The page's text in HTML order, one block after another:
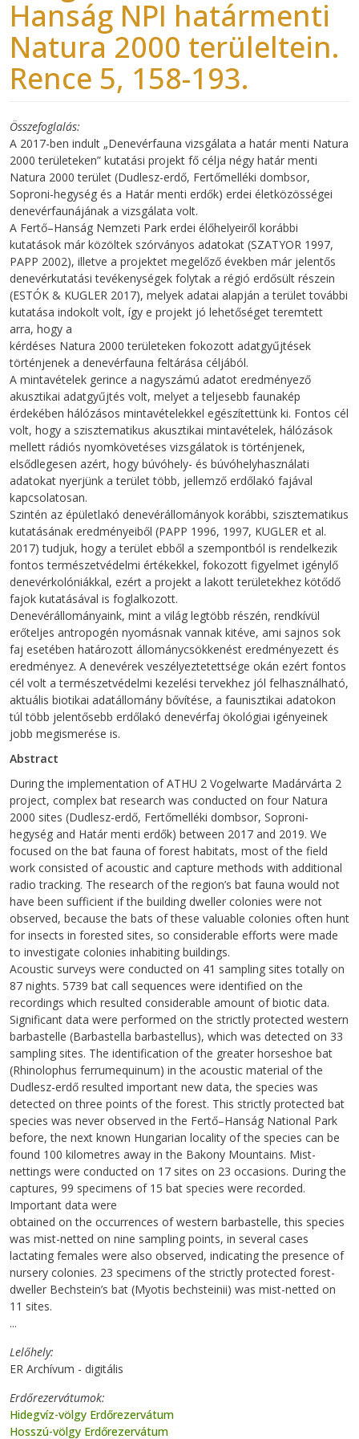
Hanság NPI határmenti
Natura 2000 terüleltein.
Rence 5, 158-193.
Összefoglalás
A 2017-ben indult „Denevérfauna vizsgálata a határ menti Natura
2000 területeken” kutatási projekt fő célja négy határ menti
Natura 2000 terület (Dudlesz-erdő, Fertőmelléki dombsor,
Soproni-hegység és a Határ menti erdők) erdei életközösségei
denevérfaunájának a vizsgálata volt.
A Fertő–Hanság Nemzeti Park erdei élőhelyeiről korábbi
kutatások már közöltek szórványos adatokat (SZATYOR 1997,
PAPP 2002), illetve a projektet megelőző években már jelentős
denevérkutatási tevékenységek folytak a régió erdősült részein
(ESTÓK & KUGLER 2017), melyek adatai alapján a terület további
kutatása indokolt volt, így e projekt jó lehetőséget teremtett
arra, hogy a
kérdéses Natura 2000 területeken fokozott adatgyűjtések
történjenek a denevérfauna feltárása céljából.
A mintavételek gerince a nagyszámú adatot eredményező
akusztikai adatgyűjtés volt, melyet a teljesebb faunakép
érdekében hálózásos mintavételekkel egészítettünk ki. Fontos cél
volt, hogy a szisztematikus akusztikai mintavételek, hálózások
mellett rádiós nyomkövetéses vizsgálatok is történjenek,
elsődlegesen azért, hogy búvóhely- és búvóhelyhasználati
adatokat nyerjünk a terület több, jellemző erdőlakó fajával
kapcsolatosan.
Szintén az épületlakó denevérállományok korábbi, szisztematikus
kutatásának eredményeiből (PAPP 1996, 1997, KUGLER et al.
2017) tudjuk, hogy a terület ebből a szempontból is rendelkezik
fontos természetvédelmi értékekkel, fokozott figyelmet igénylő
denevérkolóniákkal, ezért a projekt a lakott területekhez kötődő
fajok kutatásával is foglalkozott.
Denevérállományaink, mint a világ legtöbb részén, rendkívül
erőteljes antropogén nyomásnak vannak kitéve, ami sajnos sok
faj esetében határozott állománycsökkenést eredményezett és
eredményez. A denevérek veszélyeztetettsége okán ezért fontos
cél volt a természetvédelmi kezelési tervekhez jól felhasználható,
aktuális biotikai adatállomány bővítése, a faunisztikai adatokon
túl több jelentősebb erdőlakó denevérfaj ökológiai igényeinek
jobb megismerése is.
Abstract
During the implementation of ATHU 2 Vogelwarte Madárvárta 2
project, complex bat research was conducted on four Natura
2000 sites (Dudlesz-erdő, Fertőmelléki dombsor, Soproni-
hegység and Határ menti erdők) between 2017 and 2019. We
focused on the bat fauna of forest habitats, most of the field
work consisted of acoustic and capture methods with additional
radio tracking. The research of the region’s bat fauna would not
have been sufficient if the building dweller colonies were not
observed, because the bats of these valuable colonies often hunt
for insects in forested sites, so considerable efforts were made
to investigate colonies inhabiting buildings.
Acoustic surveys were conducted on 41 sampling sites totally on
87 nights. 5739 bat call sequences were identified on the
recordings which resulted considerable amount of biotic data.
Significant data were performed on the strictly protected western
barbastelle (Barbastella barbastellus), which was detected on 33
sampling sites. The identification of the greater horseshoe bat
(Rhinolophus ferrumequinum) in the acoustic material of the
Dudlesz-erdő resulted important new data, the species was
detected on three points of the forest. This strictly protected bat
species was never observed in the Fertő–Hanság National Park
before, the next known Hungarian locality of the species can be
found 100 kilometres away in the Bakony Mountains. Mist-
nettings were conducted on 17 sites on 23 occasions. During the
captures, 99 specimens of 15 bat species were recorded.
Important data were
obtained on the occurrences of western barbastelle, this species
was mist-netted on nine sampling points, in several cases
lactating females were also observed, indicating the presence of
nursery colonies. 23 specimens of the strictly protected forest-
dweller Bechstein’s bat (Myotis bechsteinii) was mist-netted on
11 sites.
...
Lelőhely
ER Archívum - digitális
Erdőrezervátumok
Hidegvíz-völgy Erdőrezervátum
Hosszú-völgy Erdőrezervátum